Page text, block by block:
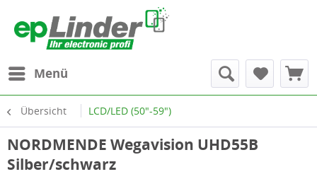
Menü
Übersicht LCD/LED (50"-59")
NORDMENDE Wegavision UHD55B
Silber/schwarz